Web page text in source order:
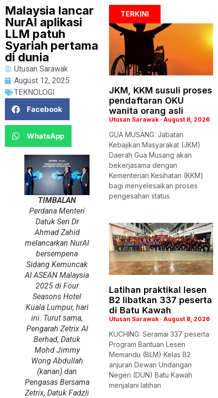
Malaysia lancar
NurAI aplikasi
LLM patuh
Syariah pertama
di dunia
Utusan Sarawak
August 12, 2025
TEKNOLOGI
Facebook
WhatsApp
TIMBALAN
Perdana Menteri
Datuk Seri Dr
Ahmad Zahid
melancarkan NurAI
bersempena
Sidang Kemuncak
AI ASEAN Malaysia
2025 di Four
Seasons Hotel
Kuala Lumpur, hari
ini. Turut sama,
Pengarah Zetrix AI
Berhad, Datuk
Mohd Jimmy
Wong Abdullah
(kanan) dan
Pengasas Bersama
Zetrix, Datuk Fadzli
TERKINI
JKM, KKM susuli proses
pendaftaran OKU
wanita orang asli
Utusan Sarawak August 8, 2026
GUA MUSANG: Jabatan
Kebajikan Masyarakat (JKM)
Daerah Gua Musang akan
bekerjasama dengan
Kementerian Kesihatan (KKM)
bagi menyelesaikan proses
pengesahan status
Latihan praktikal lesen
B2 libatkan 337 peserta
di Batu Kawah
Utusan Sarawak August 8, 2026
KUCHING: Seramai 337 peserta
Program Bantuan Lesen
Memandu (BLM) Kelas B2
anjuran Dewan Undangan
Negeri (DUN) Batu Kawah
menjalani latihan